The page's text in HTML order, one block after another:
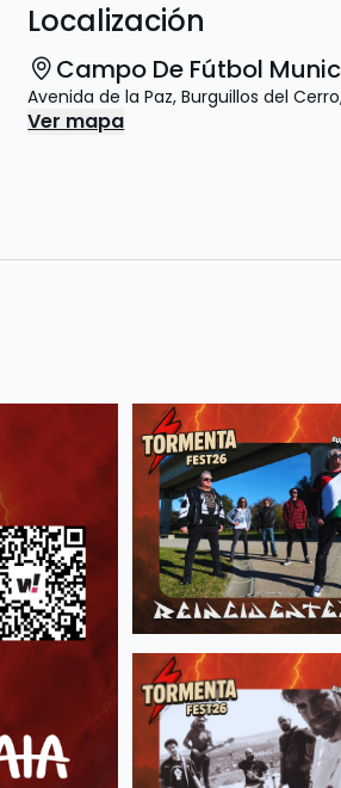
Localización
Campo De Fútbol
Avenida de la Paz, Burguillos del Cerro
Ver mapa